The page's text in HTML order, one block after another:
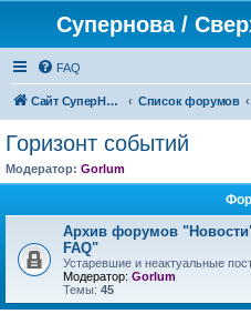
Супернова /
FAQ
Сайт СуперНова Список форумов
Горизонт событий
Модератор: Gorlum
Архив форумов
FAQ"
Устаревшие и неактуальные
Модератор: Gorlum
Темы: 45